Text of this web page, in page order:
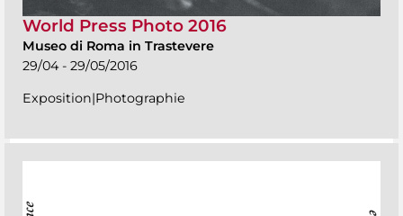
World Press Photo 2016
Museo di Roma in Trastevere
29/04 - 29/05/2016
Exposition|Photographie